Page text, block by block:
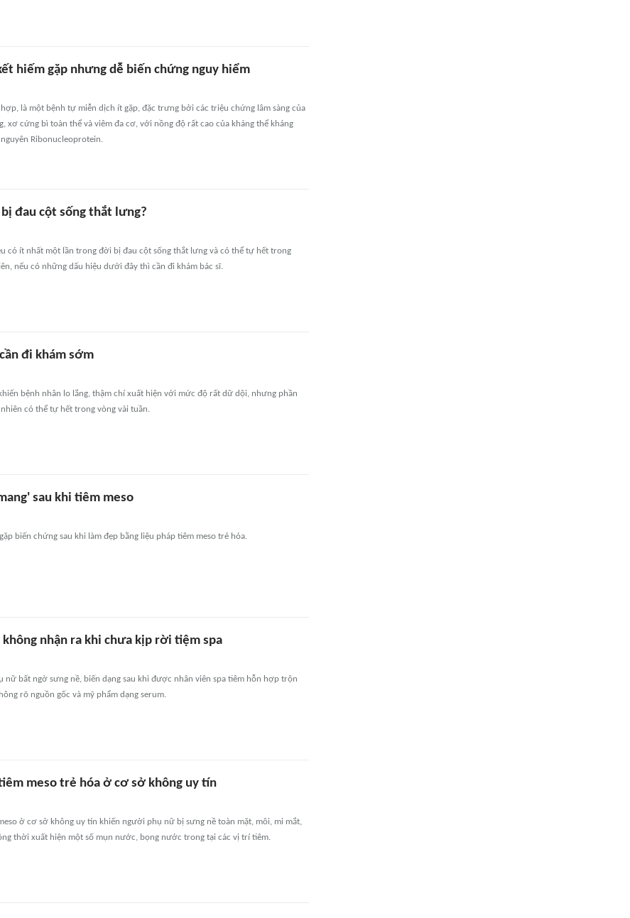
hiếm gặp nhưng dễ biến chứng nguy hiểm
là một bệnh tự miễn dịch ít gặp, đặc trưng bởi các triệu chứng lâm sàng của
xơ cứng bì toàn thể và viêm đa cơ, với nồng độ rất cao của kháng thể kháng
Ribonucleoprotein.
đau cột sống thắt lưng?
có ít nhất một lần trong đời bị đau cột sống thắt lưng và có thể tự hết trong
nếu có những dấu hiệu dưới đây thì cần đi khám bác sĩ.
đi khám sớm
bệnh nhân lo lắng, thậm chí xuất hiện với mức độ rất dữ dội, nhưng phần
có thể tự hết trong vòng vài tuần.
sau khi tiêm meso
biến chứng sau khi làm đẹp bằng liệu pháp tiêm meso trẻ hóa.
nhận ra khi chưa kịp rời tiệm spa
nữ bất ngờ sưng nề, biến dạng sau khi được nhân viên spa tiêm hỗn hợp trộn
rõ nguồn gốc và mỹ phẩm dạng serum.
meso trẻ hóa ở cơ sở không uy tín
ở cơ sở không uy tín khiến người phụ nữ bị sưng nề toàn mặt, môi, mi mắt,
thời xuất hiện một số mụn nước, bọng nước trong tại các vị trí tiêm.